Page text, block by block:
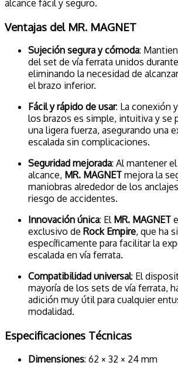
alcance fácil y seguro.
Ventajas del MR. MAGNET
Sujeción segura y cómoda:
del set de vía ferrata unidos
eliminando la necesidad de
el brazo inferior.
Fácil y rápido de usar: La conexión
los brazos es simple, intuitiva y se
una ligera fuerza, asegurando una
escalada sin complicaciones.
Seguridad mejorada: Al mantener
alcance, MR. MAGNET mejora la
maniobras alrededor de los
riesgo de accidentes.
Innovación única: El MR. MAGNET
exclusivo de Rock Empire, que ha
específicamente para facilitar la
escalada en vía ferrata.
Compatibilidad universal: El
mayoría de los sets de vía ferrata,
adición muy útil para cualquier
modalidad.
Especificaciones Técnicas
Dimensiones: 62 × 32 × 24 mm